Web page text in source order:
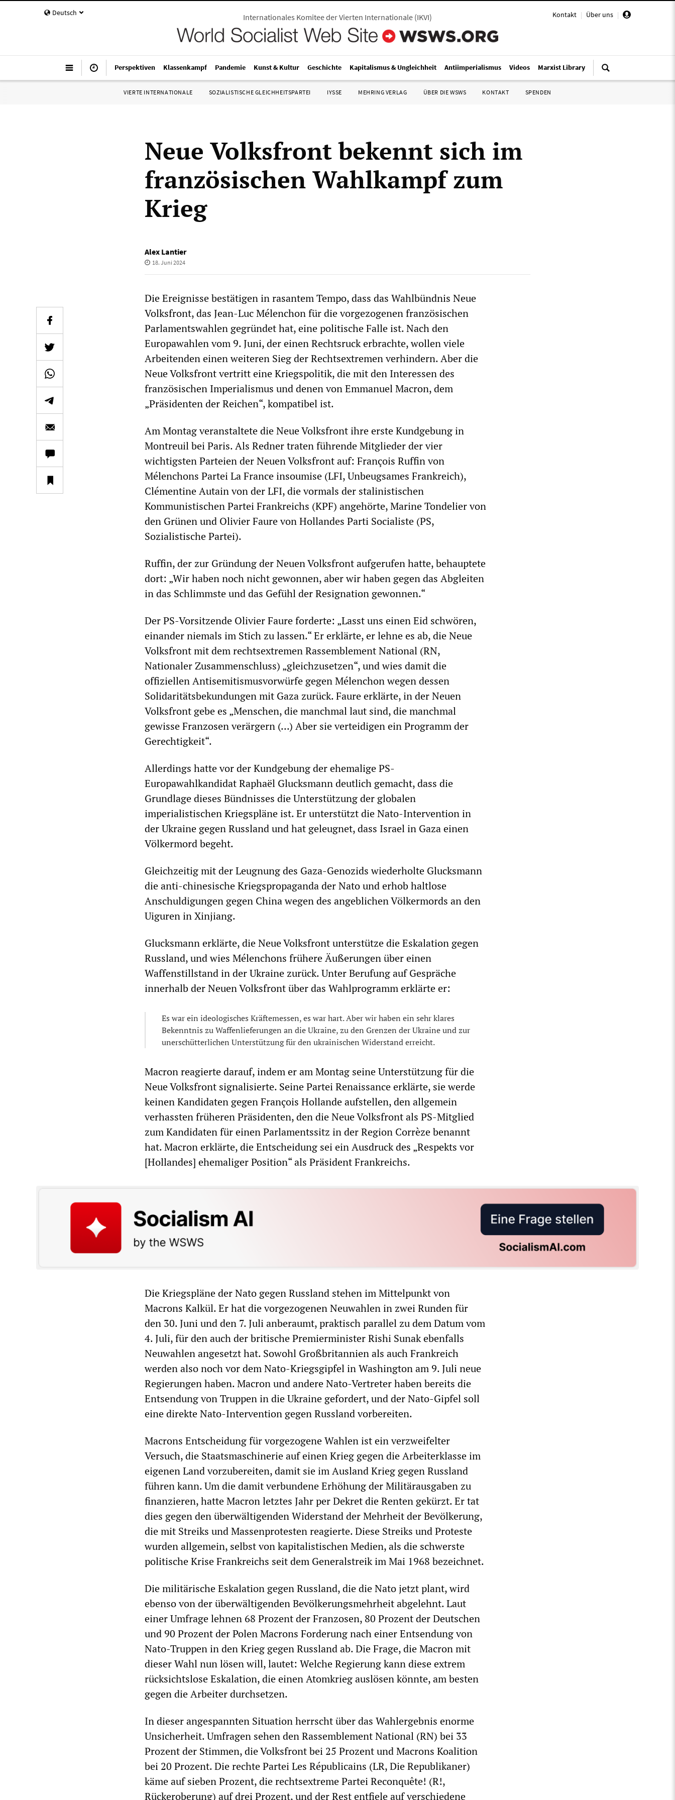
Deutsch Kontakt | Über uns |
Internationales Komitee der Vierten Internationale (IKVI)
Perspektiven Klassenkampf Pandemie Kunst & Kultur Geschichte Kapitalismus & Ungleichheit Antiimperialismus Videos Marxist Library
VIERTE INTERNATIONALE SOZIALISTISCHE GLEICHHEITSPARTEI IYSSE MEHRING VERLAG ÜBER DIE WSWS KONTAKT SPENDEN
Neue Volksfront bekennt sich im
französischen Wahlkampf zum
Krieg
Alex Lantier
18. Juni 2024
Die Ereignisse bestätigen in rasantem Tempo, dass das Wahlbündnis Neue
Volksfront, das Jean-Luc Mélenchon für die vorgezogenen französischen
Parlamentswahlen gegründet hat, eine politische Falle ist. Nach den
Europawahlen vom 9. Juni, der einen Rechtsruck erbrachte, wollen viele
Arbeitenden einen weiteren Sieg der Rechtsextremen verhindern. Aber die
Neue Volksfront vertritt eine Kriegspolitik, die mit den Interessen des
französischen Imperialismus und denen von Emmanuel Macron, dem
„Präsidenten der Reichen“, kompatibel ist.
Am Montag veranstaltete die Neue Volksfront ihre erste Kundgebung in
Montreuil bei Paris. Als Redner traten führende Mitglieder der vier
wichtigsten Parteien der Neuen Volksfront auf: François Ruffin von
Mélenchons Partei La France insoumise (LFI, Unbeugsames Frankreich),
Clémentine Autain von der LFI, die vormals der stalinistischen
Kommunistischen Partei Frankreichs (KPF) angehörte, Marine Tondelier von
den Grünen und Olivier Faure von Hollandes Parti Socialiste (PS,
Sozialistische Partei).
Ruffin, der zur Gründung der Neuen Volksfront aufgerufen hatte, behauptete
dort: „Wir haben noch nicht gewonnen, aber wir haben gegen das Abgleiten
in das Schlimmste und das Gefühl der Resignation gewonnen.“
Der PS-Vorsitzende Olivier Faure forderte: „Lasst uns einen Eid schwören,
einander niemals im Stich zu lassen.“ Er erklärte, er lehne es ab, die Neue
Volksfront mit dem rechtsextremen Rassemblement National (RN,
Nationaler Zusammenschluss) „gleichzusetzen“, und wies damit die
offiziellen Antisemitismusvorwürfe gegen Mélenchon wegen dessen
Solidaritätsbekundungen mit Gaza zurück. Faure erklärte, in der Neuen
Volksfront gebe es „Menschen, die manchmal laut sind, die manchmal
gewisse Franzosen verärgern (...) Aber sie verteidigen ein Programm der
Gerechtigkeit“.
Allerdings hatte vor der Kundgebung der ehemalige PS-
Europawahlkandidat Raphaël Glucksmann deutlich gemacht, dass die
Grundlage dieses Bündnisses die Unterstützung der globalen
imperialistischen Kriegspläne ist. Er unterstützt die Nato-Intervention in
der Ukraine gegen Russland und hat geleugnet, dass Israel in Gaza einen
Völkermord begeht.
Gleichzeitig mit der Leugnung des Gaza-Genozids wiederholte Glucksmann
die anti-chinesische Kriegspropaganda der Nato und erhob haltlose
Anschuldigungen gegen China wegen des angeblichen Völkermords an den
Uiguren in Xinjiang.
Glucksmann erklärte, die Neue Volksfront unterstütze die Eskalation gegen
Russland, und wies Mélenchons frühere Äußerungen über einen
Waffenstillstand in der Ukraine zurück. Unter Berufung auf Gespräche
innerhalb der Neuen Volksfront über das Wahlprogramm erklärte er:
Es war ein ideologisches Kräftemessen, es war hart. Aber wir haben ein sehr klares
Bekenntnis zu Waffenlieferungen an die Ukraine, zu den Grenzen der Ukraine und zur
unerschütterlichen Unterstützung für den ukrainischen Widerstand erreicht.
Macron reagierte darauf, indem er am Montag seine Unterstützung für die
Neue Volksfront signalisierte. Seine Partei Renaissance erklärte, sie werde
keinen Kandidaten gegen François Hollande aufstellen, den allgemein
verhassten früheren Präsidenten, den die Neue Volksfront als PS-Mitglied
zum Kandidaten für einen Parlamentssitz in der Region Corrèze benannt
hat. Macron erklärte, die Entscheidung sei ein Ausdruck des „Respekts vor
[Hollandes] ehemaliger Position“ als Präsident Frankreichs.
Die Kriegspläne der Nato gegen Russland stehen im Mittelpunkt von
Macrons Kalkül. Er hat die vorgezogenen Neuwahlen in zwei Runden für
den 30. Juni und den 7. Juli anberaumt, praktisch parallel zu dem Datum vom
4. Juli, für den auch der britische Premierminister Rishi Sunak ebenfalls
Neuwahlen angesetzt hat. Sowohl Großbritannien als auch Frankreich
werden also noch vor dem Nato-Kriegsgipfel in Washington am 9. Juli neue
Regierungen haben. Macron und andere Nato-Vertreter haben bereits die
Entsendung von Truppen in die Ukraine gefordert, und der Nato-Gipfel soll
eine direkte Nato-Intervention gegen Russland vorbereiten.
Macrons Entscheidung für vorgezogene Wahlen ist ein verzweifelter
Versuch, die Staatsmaschinerie auf einen Krieg gegen die Arbeiterklasse im
eigenen Land vorzubereiten, damit sie im Ausland Krieg gegen Russland
führen kann. Um die damit verbundene Erhöhung der Militärausgaben zu
finanzieren, hatte Macron letztes Jahr per Dekret die Renten gekürzt. Er tat
dies gegen den überwältigenden Widerstand der Mehrheit der Bevölkerung,
die mit Streiks und Massenprotesten reagierte. Diese Streiks und Proteste
wurden allgemein, selbst von kapitalistischen Medien, als die schwerste
politische Krise Frankreichs seit dem Generalstreik im Mai 1968 bezeichnet.
Die militärische Eskalation gegen Russland, die die Nato jetzt plant, wird
ebenso von der überwältigenden Bevölkerungsmehrheit abgelehnt. Laut
einer Umfrage lehnen 68 Prozent der Franzosen, 80 Prozent der Deutschen
und 90 Prozent der Polen Macrons Forderung nach einer Entsendung von
Nato-Truppen in den Krieg gegen Russland ab. Die Frage, die Macron mit
dieser Wahl nun lösen will, lautet: Welche Regierung kann diese extrem
rücksichtslose Eskalation, die einen Atomkrieg auslösen könnte, am besten
gegen die Arbeiter durchsetzen.
In dieser angespannten Situation herrscht über das Wahlergebnis enorme
Unsicherheit. Umfragen sehen den Rassemblement National (RN) bei 33
Prozent der Stimmen, die Volksfront bei 25 Prozent und Macrons Koalition
bei 20 Prozent. Die rechte Partei Les Républicains (LR, Die Republikaner)
käme auf sieben Prozent, die rechtsextreme Partei Reconquête! (R!,
Rückeroberung) auf drei Prozent, und der Rest entfiele auf verschiedene